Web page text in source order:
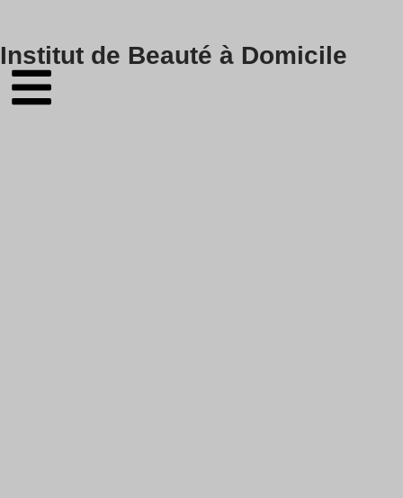
Skip
to
content
Institut de Beauté à Domicile